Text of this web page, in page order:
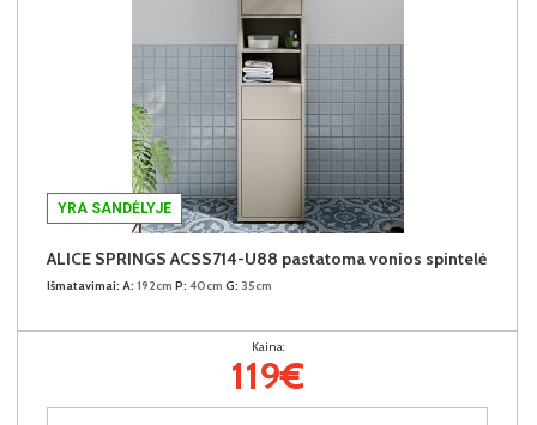
YRA SANDĖLYJE
ALICE SPRINGS ACSS714-U88 pastatoma vonios spintelė
Išmatavimai: A: 192cm P: 40cm G: 35cm
Kaina:
119€